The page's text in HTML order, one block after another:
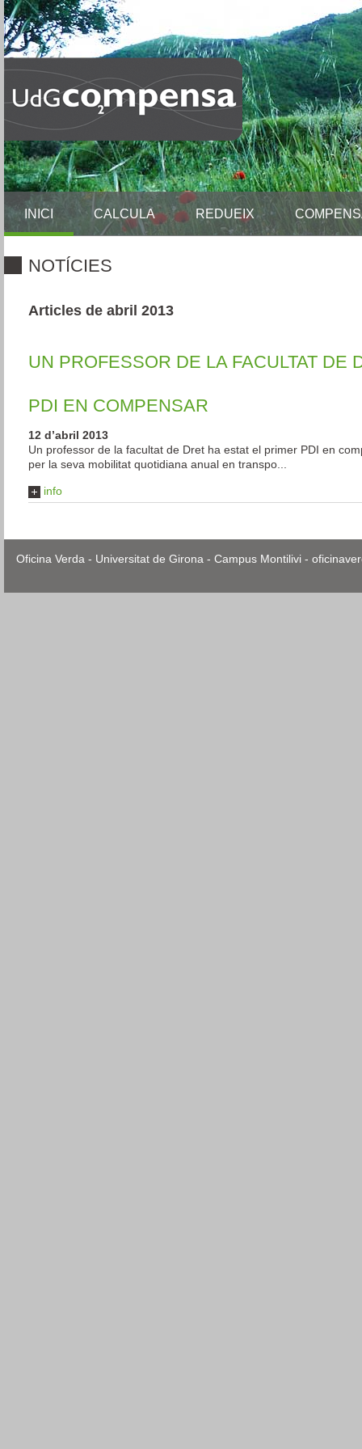
INICI CALCULA REDUEIX
NOTÍCIES
Articles de abril 2013
UN PROFESSOR DE LA FACULTAT DE
PDI EN COMPENSAR
12 d’abril 2013
Un professor de la facultat de Dret ha estat el primer PDI en
per la seva mobilitat quotidiana anual en transpo...
info
Oficina Verda - Universitat de Girona - Campus Montilivi -